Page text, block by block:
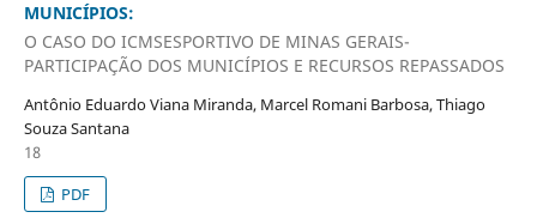
MUNICÍPIOS:
O CASO DO ICMSESPORTIVO DE MINAS GERAIS-
PARTICIPAÇÃO DOS MUNICÍPIOS E RECURSOS REPASSADOS
Antônio Eduardo Viana Miranda, Marcel Romani Barbosa, Thiago
Souza Santana
18
PDF